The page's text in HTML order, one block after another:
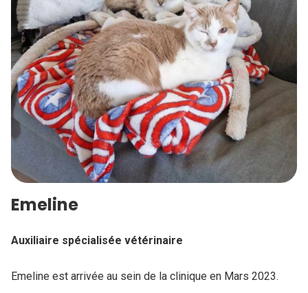
Emeline
Auxiliaire spécialisée vétérinaire
Emeline est arrivée au sein de la clinique en Mars 2023.